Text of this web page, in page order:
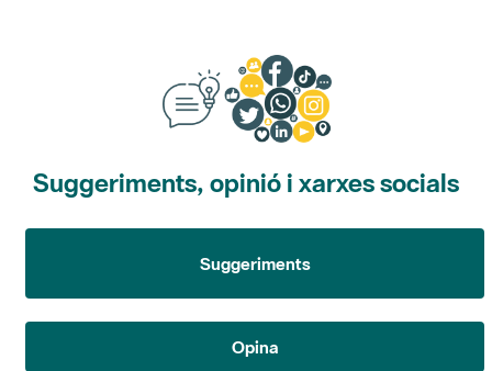
Suggeriments, opinió i xarxes socials
Suggeriments
Opina